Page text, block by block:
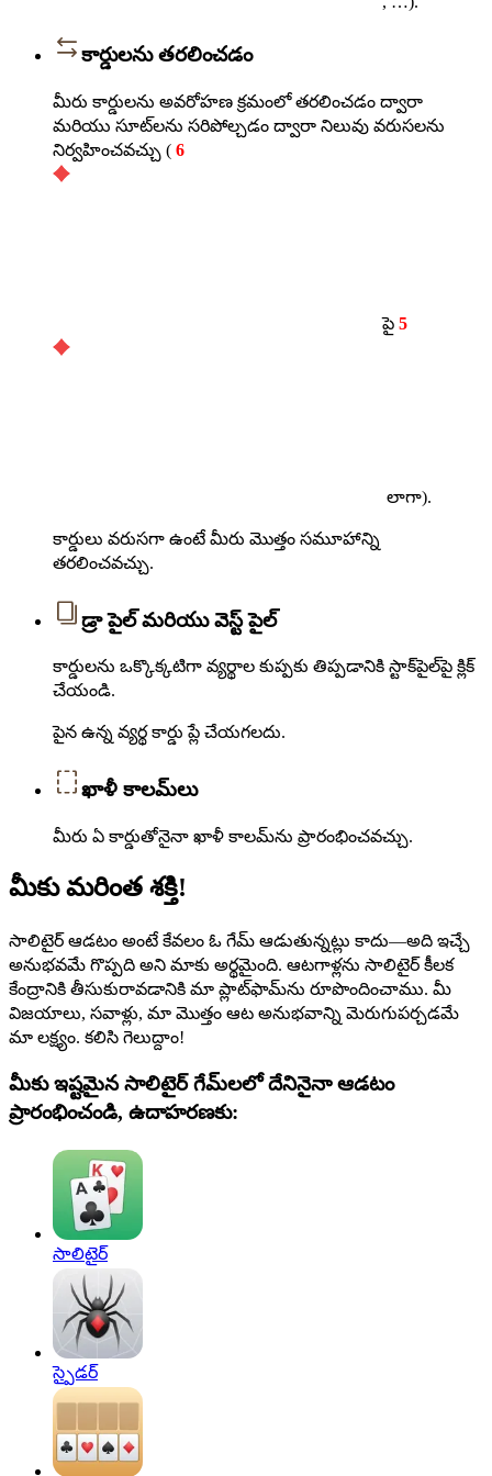
కార్డులను తరలించడం
మీరు కార్డులను అవరోహణ క్రమంలో తరలించడం ద్వారా
మరియు సూట్‌లను సరిపోల్చడం ద్వారా నిలువు వరుసలను
నిర్వహించవచ్చు ( 6
పై 5
లాగా).
కార్డులు వరుసగా ఉంటే మీరు మొత్తం సమూహాన్ని
తరలించవచ్చు.
డ్రా పైల్ మరియు వెస్ట్ పైల్
కార్డులను ఒక్కొక్కటిగా వ్యర్థాల కుప్పకు తిప్పడానికి స్టాక్‌పైల్‌పై క్లిక్
చేయండి.
పైన ఉన్న వ్యర్థ కార్డు ప్లే చేయగలదు.
ఖాళీ కాలమ్‌లు
మీరు ఏ కార్డుతోనైనా ఖాళీ కాలమ్‌ను ప్రారంభించవచ్చు.
మీకు మరింత శక్తి!
సాలిటైర్ ఆడటం అంటే కేవలం ఓ గేమ్ ఆడుతున్నట్లు కాదు—అది ఇచ్చే
అనుభవమే గొప్పది అని మాకు అర్థమైంది. ఆటగాళ్లను సాలిటైర్ కీలక
కేంద్రానికి తీసుకురావడానికి మా ప్లాట్‌ఫామ్‌ను రూపొందించాము. మీ
విజయాలు, సవాళ్లు, మా మొత్తం ఆట అనుభవాన్ని మెరుగుపర్చడమే
మా లక్ష్యం. కలిసి గెలుద్దాం!
మీకు ఇష్టమైన సాలిటైర్‌ గేమ్‌లలో దేనినైనా ఆడటం
ప్రారంభించండి, ఉదాహరణకు:
సాలిటైర్‌
స్పైడర్‌